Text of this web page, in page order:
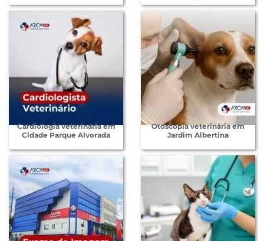
Cardiologia veterinária em
Cidade Parque Alvorada
Otoscopia veterinária em
Jardim Albertina